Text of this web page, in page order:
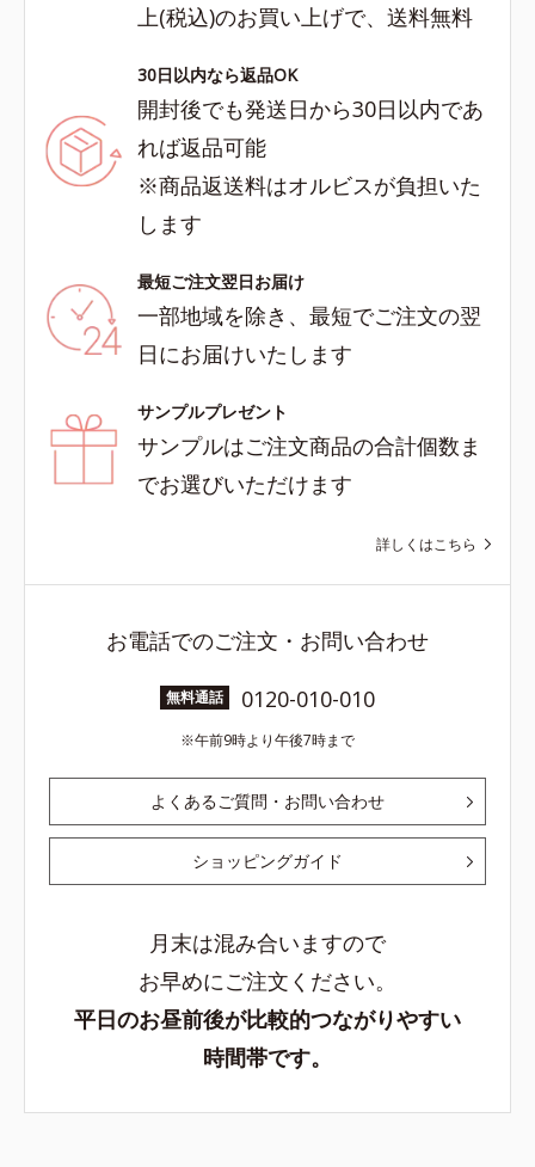
上(税込)のお買い上げで、送料無料
30日以内なら返品OK
開封後でも発送日から30日以内であ
れば返品可能
※商品返送料はオルビスが負担いた
します
最短ご注文翌日お届け
一部地域を除き、最短でご注文の翌
日にお届けいたします
サンプルプレゼント
サンプルはご注文商品の合計個数ま
でお選びいただけます
詳しくはこちら
お電話でのご注文・お問い合わせ
無料通話 0120-010-010
午前9時より午後7時まで
よくあるご質問・お問い合わせ
ショッピングガイド
月末は混み合いますので
お早めにご注文ください。
平日のお昼前後が比較的つながりやすい
時間帯です。